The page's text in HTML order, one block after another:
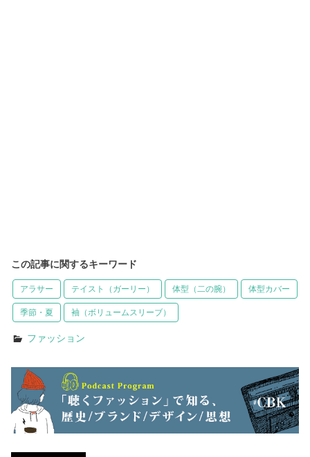
この記事に関するキーワード
アラサー テイスト（ガーリー） 体型（二の腕） 体型カバー
季節・夏 袖（ボリュームスリーブ）
ファッション